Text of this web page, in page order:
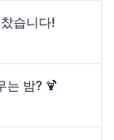
습니다!
는 밤? 🍹